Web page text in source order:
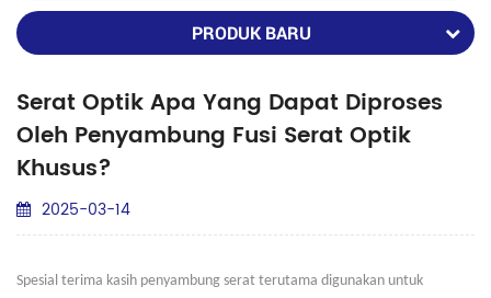
PRODUK BARU
Serat Optik Apa Yang Dapat Diproses
Oleh Penyambung Fusi Serat Optik
Khusus?
2025-03-14
Spesial terima kasih penyambung serat terutama digunakan untuk